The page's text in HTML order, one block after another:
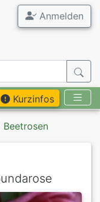
Anmelden
Kurzinfos
Beetrosen